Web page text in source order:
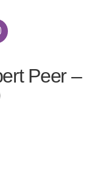
Peer –